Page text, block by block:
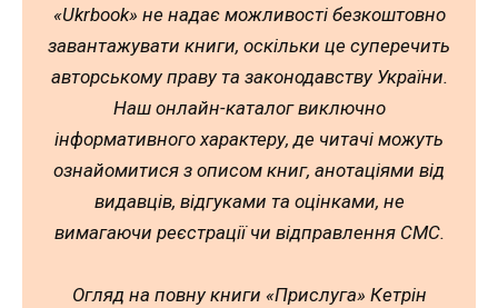
«Ukrbook» не надає можливості безкоштовно
завантажувати книги, оскільки це суперечить
авторському праву та законодавству України.
Наш онлайн-каталог виключно
інформативного характеру, де читачі можуть
ознайомитися з описом книг, анотаціями від
видавців, відгуками та оцінками, не
вимагаючи реєстрації чи відправлення СМС.
Огляд на повну книги «Прислуга» Кетрін